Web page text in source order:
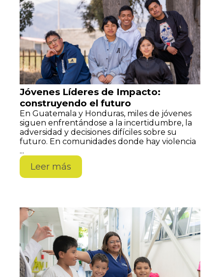
Jóvenes Líderes de Impacto:
construyendo el futuro
En Guatemala y Honduras, miles de jóvenes
siguen enfrentándose a la incertidumbre, la
adversidad y decisiones difíciles sobre su
futuro. En comunidades donde hay violencia
...
Leer más